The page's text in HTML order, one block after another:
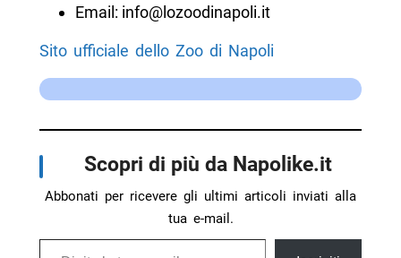
Email: info@lozoodinapoli.it
Sito ufficiale dello Zoo di Napoli
Scopri di più da Napolike.it
Abbonati per ricevere gli ultimi articoli inviati alla
tua e-mail.
Digita la tua e-mail...